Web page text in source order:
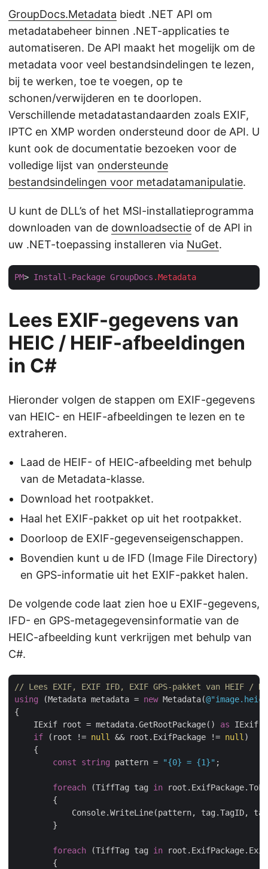
GroupDocs.Metadata biedt .NET API om
metadatabeheer binnen .NET-applicaties te
automatiseren. De API maakt het mogelijk om de
metadata voor veel bestandsindelingen te lezen,
bij te werken, toe te voegen, op te
schonen/verwijderen en te doorlopen.
Verschillende metadatastandaarden zoals EXIF,
IPTC en XMP worden ondersteund door de API. U
kunt ook de documentatie bezoeken voor de
volledige lijst van ondersteunde
bestandsindelingen voor metadatamanipulatie.
U kunt de DLL’s of het MSI-installatieprogramma
downloaden van de downloadsectie of de API in
uw .NET-toepassing installeren via NuGet.
PM> Install-Package GroupDocs .Metadata
Lees EXIF-gegevens van
HEIC / HEIF-afbeeldingen
in C#
Hieronder volgen de stappen om EXIF-gegevens
van HEIC- en HEIF-afbeeldingen te lezen en te
extraheren.
Laad de HEIF- of HEIC-afbeelding met behulp
van de Metadata-klasse.
Download het rootpakket.
Haal het EXIF-pakket op uit het rootpakket.
Doorloop de EXIF-gegevenseigenschappen.
Bovendien kunt u de IFD (Image File Directory)
en GPS-informatie uit het EXIF-pakket halen.
De volgende code laat zien hoe u EXIF-gegevens,
IFD- en GPS-metagegevensinformatie van de
HEIC-afbeelding kunt verkrijgen met behulp van
C#.
// Lees EXIF, EXIF IFD, EXIF GPS-pakket van HEIF /
using (Metadata metadata = new Metadata(@"image.heic"
{
    IExif root = metadata.GetRootPackage()
as IExif;
if (root != null && root.ExifPackage != null )
    {
const
string pattern = "{0} = {1}" ;
foreach (TiffTag tag in
        {
Console.WriteLine(pattern, tag.TagID,
        }
foreach (TiffTag tag in
        {